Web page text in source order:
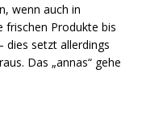
wenn auch in
frischen Produkte bis
dies setzt allerdings
Das „annas“ gehe